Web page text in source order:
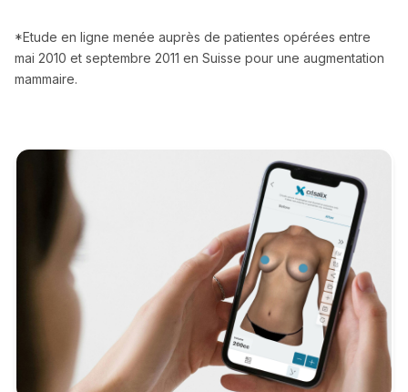
*Etude en ligne menée auprès de patientes opérées entre
mai 2010 et septembre 2011 en Suisse pour une augmentation
mammaire.